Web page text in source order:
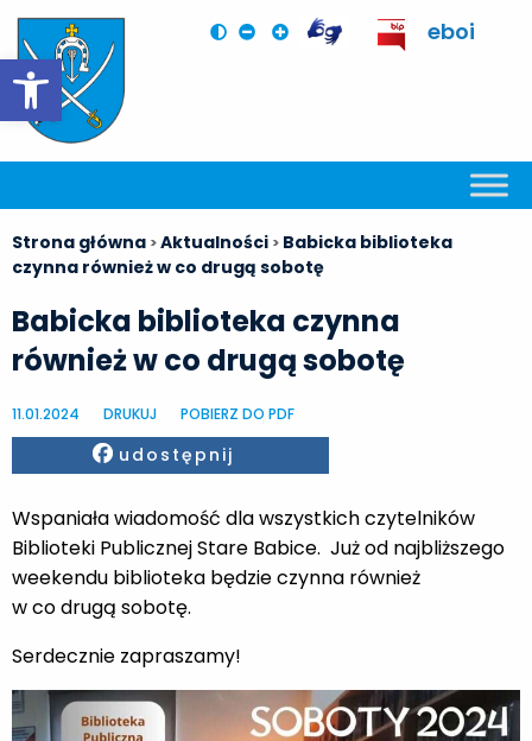
Otwórz pasek narzędzi
eboi
Strona główna >Aktualności > Babicka biblioteka
czynna również w co drugą sobotę
Babicka biblioteka czynna
również w co drugą sobotę
11.01.2024 DRUKUJ POBIERZ DO PDF
Facebook
udostępnij
Wspaniała wiadomość dla wszystkich czytelników
Biblioteki Publicznej Stare Babice. Już od najbliższego
weekendu biblioteka będzie czynna również
w co drugą sobotę.
Serdecznie zapraszamy!